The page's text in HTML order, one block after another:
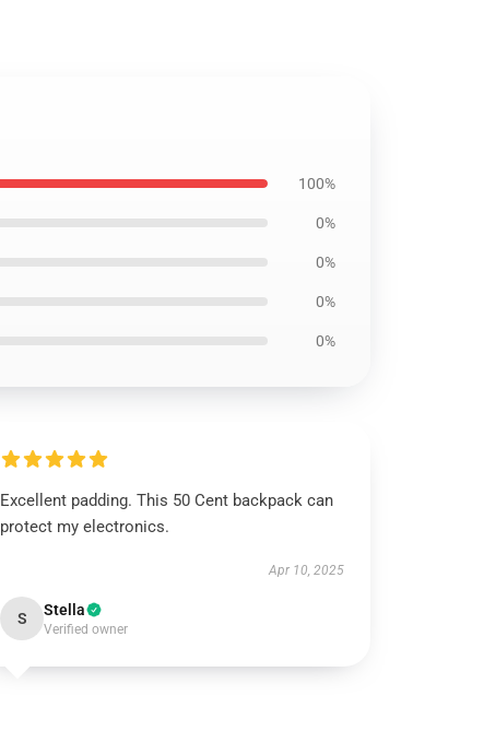
100%
0%
0%
0%
0%
Excellent padding. This 50 Cent backpack can
protect my electronics.
Apr 10, 2025
S Stella
Verified owner